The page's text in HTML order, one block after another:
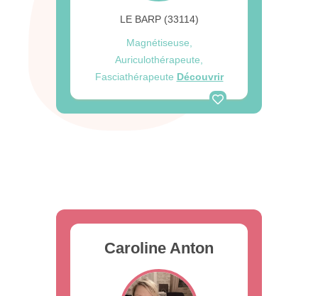
LE BARP (33114)
Magnétiseuse,
Auriculothérapeute,
Fasciathérapeute Découvrir
Caroline Anton